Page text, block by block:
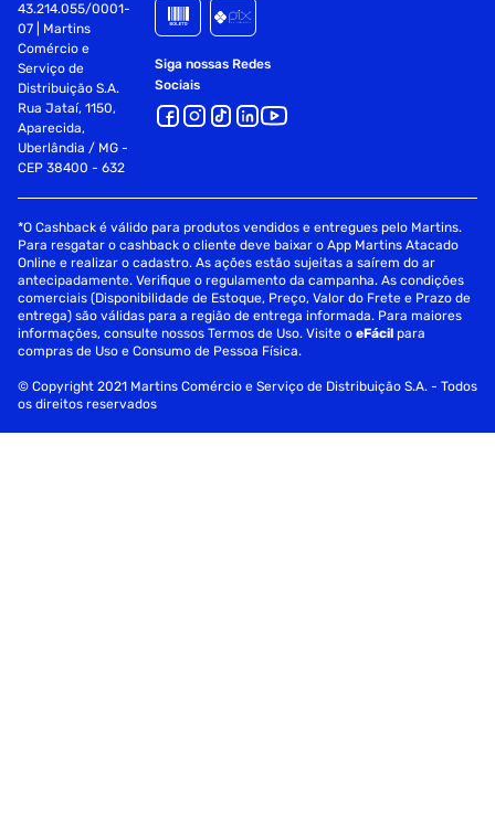
43.214.055/0001-
07 | Martins
Comércio e
Serviço de
Distribuição S.A.
Rua Jataí, 1150,
Aparecida,
Uberlândia / MG -
CEP 38400 - 632
Siga nossas Redes
Sociais
*O Cashback é válido para produtos vendidos e entregues pelo Martins.
Para resgatar o cashback o cliente deve baixar o App Martins Atacado
Online e realizar o cadastro. As ações estão sujeitas a saírem do ar
antecipadamente. Verifique o regulamento da campanha. As condições
comerciais (Disponibilidade de Estoque, Preço, Valor do Frete e Prazo de
entrega) são válidas para a região de entrega informada. Para maiores
informações, consulte nossos Termos de Uso. Visite oeFácil para
compras de Uso e Consumo de Pessoa Física.
© Copyright 2021 Martins Comércio e Serviço de Distribuição S.A. - Todos
os direitos reservados